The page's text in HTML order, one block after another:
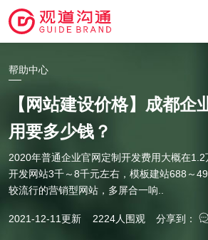
帮助中心
【网站建设价格】成都企
用要多少钱？
2020年普通企业官网定制开发费用大概在
开发网站3千～8千元左右，模板建站688～
较流行的营销型网站，多屏合一响..
2021-12-11更新 2224人围观 分享到：